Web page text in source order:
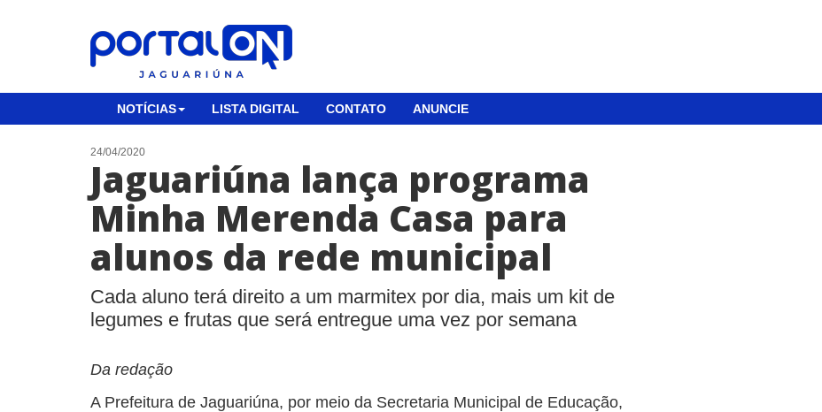
NOTÍCIAS LISTA DIGITAL CONTATO ANUNCIE
24/04/2020
Jaguariúna lança programa
Minha Merenda Casa para
alunos da rede municipal
Cada aluno terá direito a um marmitex por dia, mais um kit de
legumes e frutas que será entregue uma vez por semana
Da redação
A Prefeitura de Jaguariúna, por meio da Secretaria Municipal de Educação,